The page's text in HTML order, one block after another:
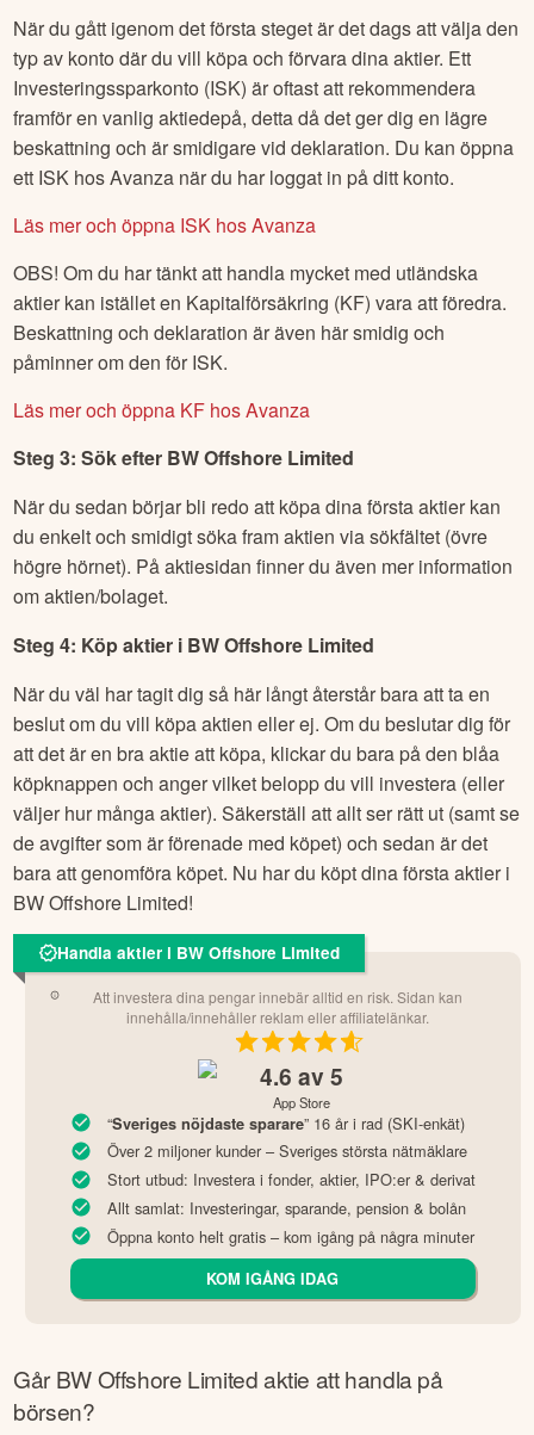
När du gått igenom det första steget är det dags att välja den
typ av konto där du vill köpa och förvara dina aktier. Ett
Investeringssparkonto (ISK) är oftast att rekommendera
framför en vanlig aktiedepå, detta då det ger dig en lägre
beskattning och är smidigare vid deklaration. Du kan öppna
ett ISK hos Avanza när du har loggat in på ditt konto.
Läs mer och öppna ISK hos Avanza
OBS! Om du har tänkt att handla mycket med utländska
aktier kan istället en Kapitalförsäkring (KF) vara att föredra.
Beskattning och deklaration är även här smidig och
påminner om den för ISK.
Läs mer och öppna KF hos Avanza
Steg 3: Sök efter BW Offshore Limited
När du sedan börjar bli redo att köpa dina första aktier kan
du enkelt och smidigt söka fram aktien via sökfältet (övre
högre hörnet). På aktiesidan finner du även mer information
om aktien/bolaget.
Steg 4: Köp aktier i BW Offshore Limited
När du väl har tagit dig så här långt återstår bara att ta en
beslut om du vill köpa aktien eller ej. Om du beslutar dig för
att det är en bra aktie att köpa, klickar du bara på den blåa
köpknappen och anger vilket belopp du vill investera (eller
väljer hur många aktier). Säkerställ att allt ser rätt ut (samt se
de avgifter som är förenade med köpet) och sedan är det
bara att genomföra köpet. Nu har du köpt dina första aktier i
BW Offshore Limited!
Handla aktier i BW Offshore Limited
Att investera dina pengar innebär alltid en risk. Sidan kan
innehålla/innehåller reklam eller affiliatelänkar.
4.6 av 5
App Store
“Sveriges nöjdaste sparare” 16 år i rad (SKI-enkät)
Över 2 miljoner kunder – Sveriges största nätmäklare
Stort utbud: Investera i fonder, aktier, IPO:er & derivat
Allt samlat: Investeringar, sparande, pension & bolån
Öppna konto helt gratis – kom igång på några minuter
KOM IGÅNG IDAG
GårBW Offshore Limitedaktie att handla på
börsen?